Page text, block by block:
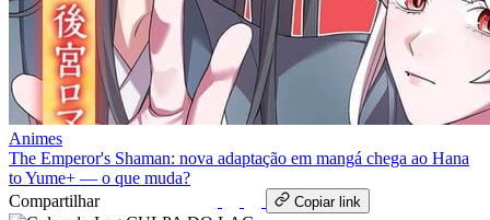
Animes
The Emperor's Shaman: nova adaptação em mangá chega ao Hana
to Yume+ — o que muda?
Compartilhar
Copiar link